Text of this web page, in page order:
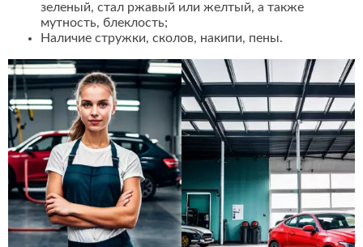
зеленый, стал ржавый или желтый, а также
мутность, блеклость;
Наличие стружки, сколов, накипи, пены.